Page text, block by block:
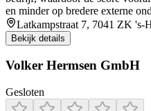
en minder op bredere externe
Latkampstraat 7, 7041 ZK 's-
Bekijk details
Volker Hermsen GmbH
Gesloten